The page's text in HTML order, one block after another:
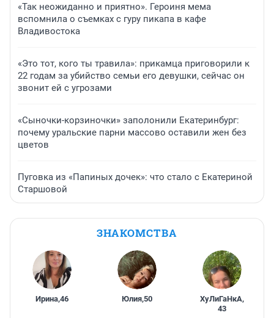
«Так неожиданно и приятно». Героиня мема
вспомнила о съемках с гуру пикапа в кафе
Владивостока
«Это тот, кого ты травила»: прикамца приговорили к
22 годам за убийство семьи его девушки, сейчас он
звонит ей с угрозами
«Сыночки-корзиночки» заполонили Екатеринбург:
почему уральские парни массово оставили жен без
цветов
Пуговка из «Папиных дочек»: что стало с Екатериной
Старшовой
ЗНАКОМСТВА
Ирина,46 Юлия,50 ХуЛиГаНкА,
43